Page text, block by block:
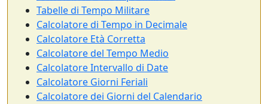
Tabelle di Tempo Militare
Calcolatore di Tempo in Decimale
Calcolatore Età Corretta
Calcolatore del Tempo Medio
Calcolatore Intervallo di Date
Calcolatore Giorni Feriali
Calcolatore dei Giorni del Calendario